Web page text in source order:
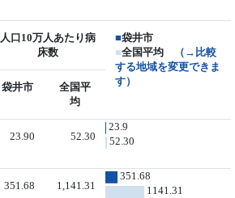
人口10万人あたり病
床数
■袋井市
■全国平均
（→比較
する地域を変更できま
す）
袋井市
全国平
均
23.90 52.30
23.9
52.30
351.68 1,141.31
351.68
1141.31